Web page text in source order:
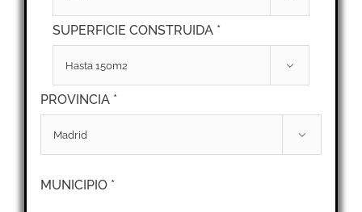
SUPERFICIE CONSTRUIDA *

PROVINCIA *

MUNICIPIO *